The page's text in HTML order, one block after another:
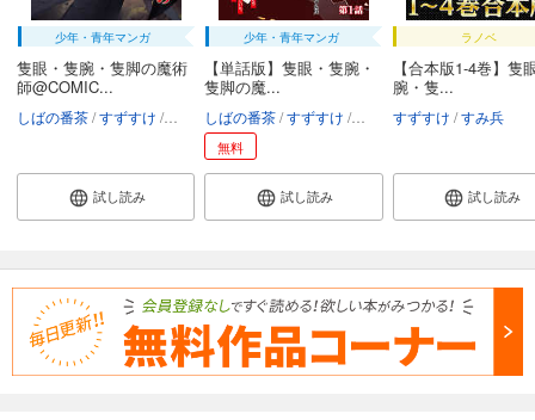
少年・青年マンガ
隻眼・隻腕・隻脚の魔術
師@COMIC...
しばの番茶 すずすけ 矢上裕 すみ兵
試し読み
少年・青年マンガ
【単話版】隻眼・隻腕・
隻脚の魔...
しばの番茶 すずすけ 矢上裕 すみ兵
無料
試し読み
ラノベ
【合本版1-4巻】隻
腕・隻...
すずすけ すみ兵
試し読み